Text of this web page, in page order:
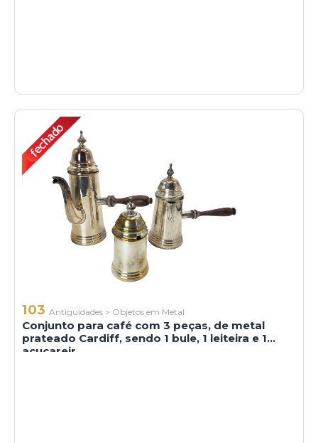
103 Antiguidades > Objetos em Metal
Conjunto para café com 3 peças, de metal
prateado Cardiff, sendo 1 bule, 1 leiteira e 1
açucareir